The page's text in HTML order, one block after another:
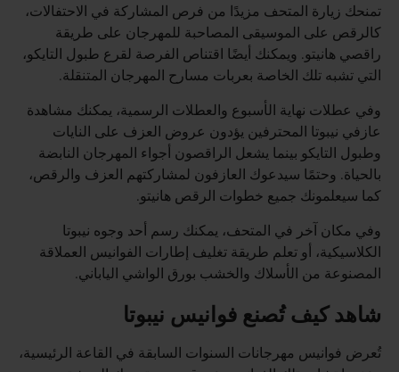
تمنحك زيارة المتحف مزيدًا من فرص المشاركة في الاحتفالات،
كالرقص على الموسيقى المصاحبة للمهرجان على طريقة
راقصي هانيتو. ويمكنك أيضًا اقتناص الفرصة لقرع طبول التايكو،
التي تشبه تلك الخاصة بعربات مسارح المهرجان المتنقلة.
وفي عطلات نهاية الأسبوع والعطلات الرسمية، يمكنك مشاهدة
عازفي نيبوتا المحترفين يؤدون عروض العزف على النايات
وطبول التايكو بينما يشعل الراقصون أجواء المهرجان النابضة
بالحياة. وحتمًا سيدعوك العازفون لمشاركتهم العزف والرقص،
كما سيعلمونك جميع خطوات الرقص هانيتو.
وفي مكان آخر في المتحف، يمكنك رسم أحد وجوه نيبوتا
الكلاسيكية، أو تعلم طريقة تغليف إطارات الفوانيس العملاقة
المصنوعة من الأسلاك والخشب بورق الواشي الياباني.
شاهد كيف تُصنع فوانيس نيبوتا
تُعرض فوانيس مهرجانات السنوات السابقة في القاعة الرئيسية،